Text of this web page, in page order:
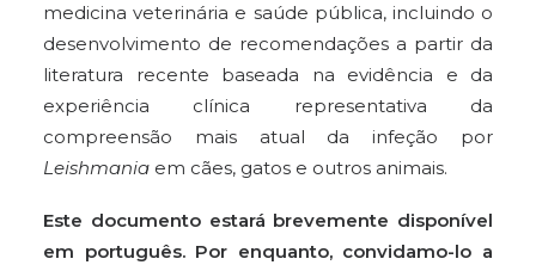
medicina veterinária e saúde pública, incluindo o
desenvolvimento de recomendações a partir da
literatura recente baseada na evidência e da
experiência clínica representativa da
compreensão mais atual da infeção por
Leishmania em cães, gatos e outros animais.
Este documento estará brevemente disponível
em português. Por enquanto, convidamo-lo a